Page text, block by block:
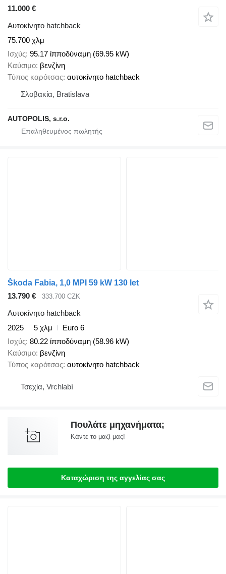
11.000 €
Αυτοκίνητο hatchback
75.700 χλμ
Ισχύς 95.17 ίπποδύναμη (69.95 kW)
Καύσιμο βενζίνη
Τύπος καρότσας αυτοκίνητο hatchback
Σλοβακία, Bratislava
AUTOPOLIS, s.r.o.
Škoda Fabia, 1,0 MPI 59 kW 130 let
13.790 €
333.700 CZK
Αυτοκίνητο hatchback
2025
5 χλμ
Euro 6
Ισχύς 80.22 ίπποδύναμη (58.96 kW)
Καύσιμο βενζίνη
Τύπος καρότσας αυτοκίνητο hatchback
Τσεχία, Vrchlabí
Πουλάτε μηχανήματα;
Κάντε το μαζί μας!
Καταχώριση της αγγελίας σας